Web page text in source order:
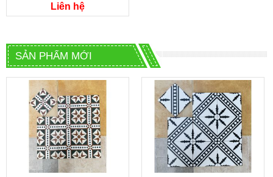
Liên hệ
SẢN PHẨM MỚI